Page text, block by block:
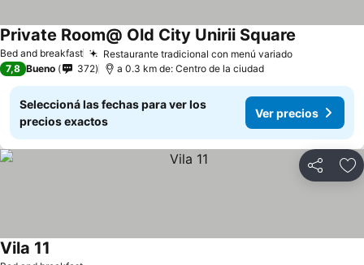
Bed and breakfast Restaurante tradicional con menú variado
Private Room@ Old City Unirii Square
7,8 Bueno 372 a 0.3 km de: Centro de la ciudad
Seleccioná las fechas para ver los
precios exactos
Ver precios
Compartir
Vila 11